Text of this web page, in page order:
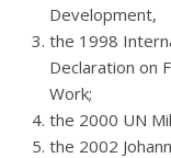
Development,
the 1998
Declaration on
Work;
the 2000 UN
the 2002